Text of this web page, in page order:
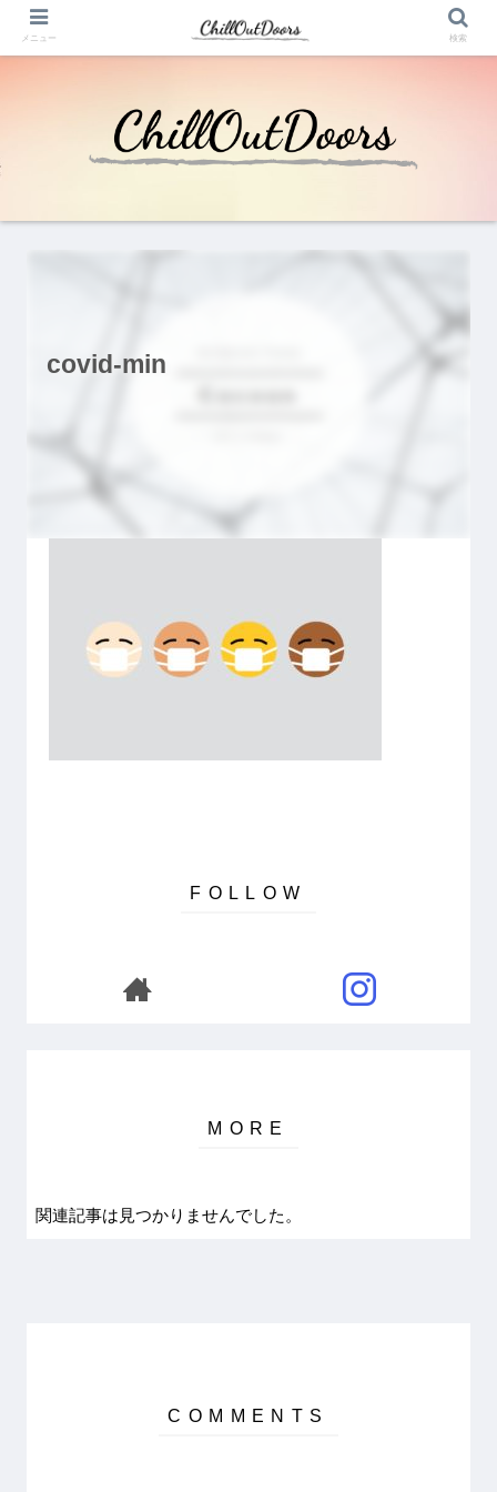
covid-min
関連記事は見つかりませんでした。
メニュー 検索